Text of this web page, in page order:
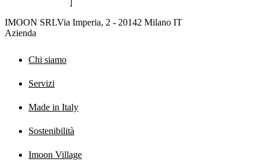
IMOON SRLVia Imperia, 2 - 20142 Milano IT
Azienda
Chi siamo
Servizi
Made in Italy
Sostenibilità
Imoon Village